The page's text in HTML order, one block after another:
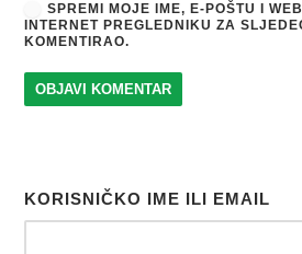
SPREMI MOJE IME, E-POŠTU I
INTERNET PREGLEDNIKU ZA
KOMENTIRAO.
KORISNIČKO IME ILI EMAIL